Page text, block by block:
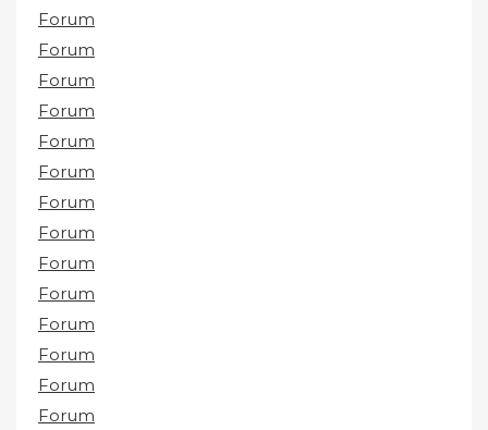
Forum
Forum
Forum
Forum
Forum
Forum
Forum
Forum
Forum
Forum
Forum
Forum
Forum
Forum